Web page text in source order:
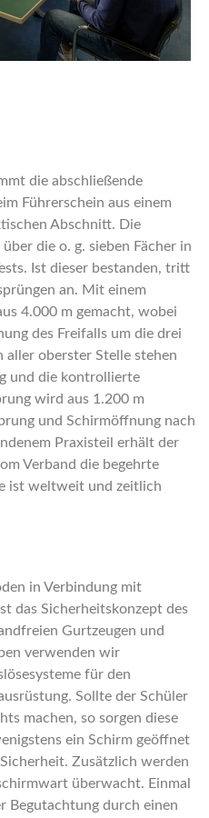
die abschließende
Führerschein aus einem
Abschnitt. Die
die o. g. sieben Fächer in
Ist dieser bestanden, tritt
an. Mit einem
4.000 m gemacht, wobei
des Freifalls um die drei
aller oberster Stelle stehen
und die kontrollierte
wird aus 1.200 m
und Schirmöffnung nach
Praxisteil erhält der
Verband die begehrte
ist weltweit und zeitlich
in Verbindung mit
das Sicherheitskonzept des
Gurtzeugen und
verwenden wir
für den
Sollte der Schüler
machen, so sorgen diese
ein Schirm geöffnet
Zusätzlich werden
überwacht. Einmal
Begutachtung durch einen